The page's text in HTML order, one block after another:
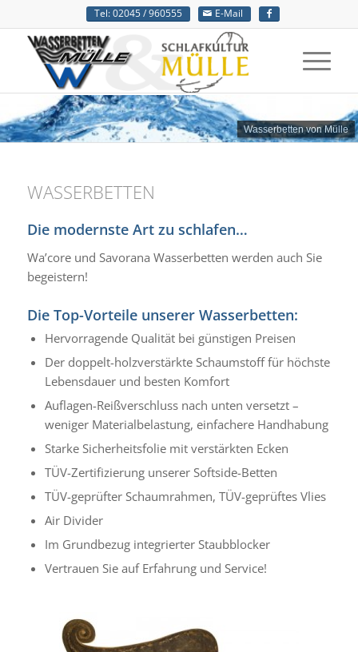
Tel: 02045 / 960555 E-Mail
Wasserbetten von Mülle
WASSERBETTEN
Die modernste Art zu schlafen…
Wa’core und Savorana Wasserbetten werden auch Sie
begeistern!
Die Top-Vorteile unserer Wasserbetten:
Hervorragende Qualität bei günstigen Preisen
Der doppelt-holzverstärkte Schaumstoff für höchste
Lebensdauer und besten Komfort
Auflagen-Reißverschluss nach unten versetzt –
weniger Materialbelastung, einfachere Handhabung
Starke Sicherheitsfolie mit verstärkten Ecken
TÜV-Zertifizierung unserer Softside-Betten
TÜV-geprüfter Schaumrahmen, TÜV-geprüftes Vlies
Air Divider
Im Grundbezug integrierter Staubblocker
Vertrauen Sie auf Erfahrung und Service!